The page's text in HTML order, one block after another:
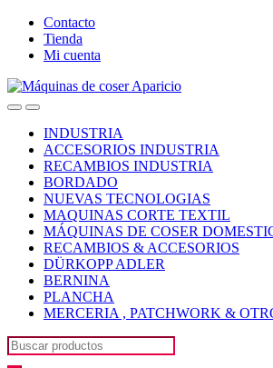
Skip
navigation
Skip
content
Contacto
Tienda
Mi cuenta
OpenClose
INDUSTRIA
ACCESORIOS INDUSTRIA
RECAMBIOS INDUSTRIA
BORDADO
NUEVAS TECNOLOGIAS
MAQUINAS CORTE TEXTIL
MÁQUINAS DE COSER
RECAMBIOS & ACCESORIOS
DÜRKOPP ADLER
BERNINA
PLANCHA
MERCERIA , PATCHWORK &
Search
for: